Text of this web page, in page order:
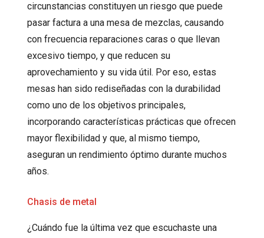
circunstancias constituyen un riesgo que puede
pasar factura a una mesa de mezclas, causando
con frecuencia reparaciones caras o que llevan
excesivo tiempo, y que reducen su
aprovechamiento y su vida útil. Por eso, estas
mesas han sido rediseñadas con la durabilidad
como uno de los objetivos principales,
incorporando características prácticas que ofrecen
mayor flexibilidad y que, al mismo tiempo,
aseguran un rendimiento óptimo durante muchos
años.
Chasis de metal
¿Cuándo fue la última vez que escuchaste una